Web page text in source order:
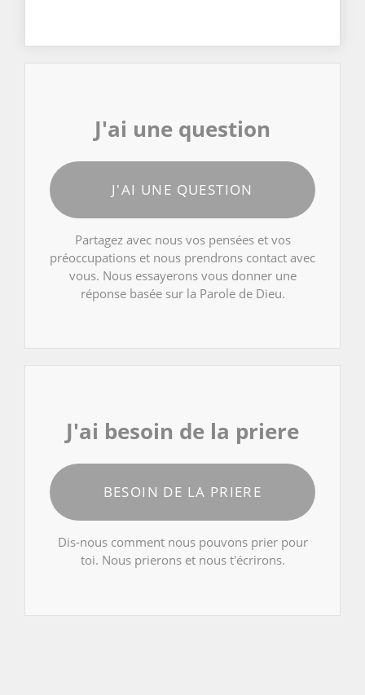
J'ai une question
J'AI UNE QUESTION
Partagez avec nous vos pensées et vos
préoccupations et nous prendrons contact avec
vous. Nous essayerons vous donner une
réponse basée sur la Parole de Dieu.
J'ai besoin de la priere
BESOIN DE LA PRIERE
Dis-nous comment nous pouvons prier pour
toi. Nous prierons et nous t'écrirons.